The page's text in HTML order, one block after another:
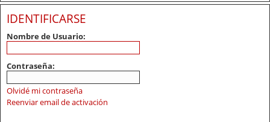
u
u
IDENTIFICARSE
Nombre de Usuario:
Contraseña:
Olvidé mi contraseña
Reenviar email de activación